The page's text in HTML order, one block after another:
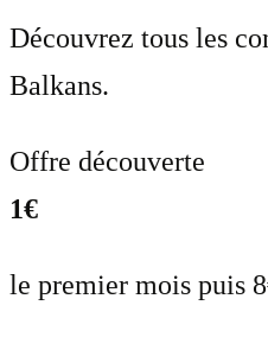
Découvrez tous les
Balkans.
Offre découverte
1€
le premier mois puis